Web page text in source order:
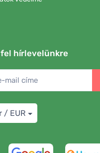
hírlevelünkre
/ EUR